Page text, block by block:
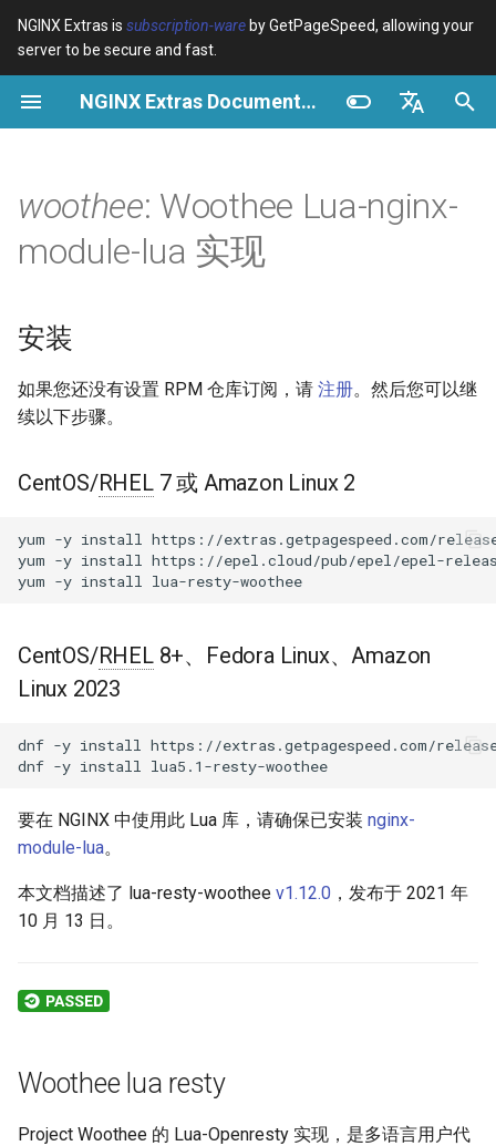
NGINX Extras is subscription-ware by GetPageSpeed, allowing your
server to be secure and fast.
NGINX Extras Documentation
Español
中文
正
在
引
擎
device-type Variables
geoip2
Directives
accept-language
access-control
ajp
auth-digest
auth-hash
auth-pam
auth-radius
aws-auth
bot-verifier
brotli
CentOS/RHEL 7 或 Amazon
概述
基本用法
包含 Nginx 日志
转发到后端服务器
docker run & 运行测试
GitHub
VPS/Dedicated - FastCGI
性能
安全
支
NGINX-MOD - 增强版
RHEL、CentOS 和 Rocky
Linux 上安装
Plesk 控制面板的 NGINX 模
块 - RPM 包
cPanel EA4 NGINX 模块 - 将
ea-nginx 变成性能与安全的强
NGINX HTTP/3 QUIC 支持 -
RHEL 和 CentOS 的 RPM 包
Angie Web Server - 在
RHEL、CentOS、Rocky Linux
woothee: Woothee Lua-nginx-
module-lua 实现
安装
如果您还没有设置 RPM 仓库订阅，请 注册。然后您可以继
续以下步骤。
CentOS/RHEL7 或 Amazon Linux 2
yum -y install
https://extras.getpagespeed.com/
yum -y install
https://epel.cloud/pub/epel/epel-
yum -y install
CentOS/RHEL8+、Fedora Linux、Amazon
Linux 2023
dnf -y install
https://extras.getpagespeed.com/
dnf -y install
要在 NGINX 中使用此 Lua 库，请确保已安装 nginx-
module-lua。
本文档描述了 lua-resty-woothee v1.12.0 ，发布于 2021 年
10 月 13 日。
Woothee lua resty
Project Woothee 的 Lua-Openresty 实现，是多语言用户代